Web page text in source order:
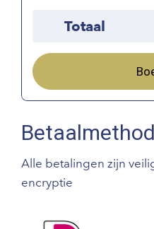
Totaal
Alle betalingen zijn
encryptie